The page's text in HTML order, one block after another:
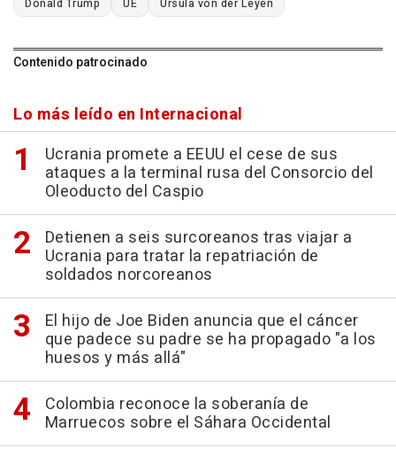
Donald Trump
UE Ursula von der Leyen
Contenido patrocinado
Lo más leído en Internacional
Ucrania promete a EEUU el cese de sus
ataques a la terminal rusa del Consorcio del
Oleoducto del Caspio
Detienen a seis surcoreanos tras viajar a
Ucrania para tratar la repatriación de
soldados norcoreanos
El hijo de Joe Biden anuncia que el cáncer
que padece su padre se ha propagado "a los
huesos y más allá"
Colombia reconoce la soberanía de
Marruecos sobre el Sáhara Occidental